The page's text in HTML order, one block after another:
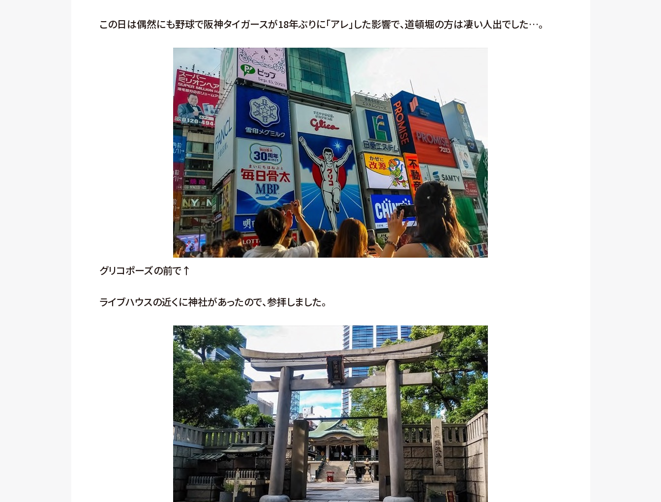
この日は偶然にも野球で阪神タイガースが18年ぶりに「アレ」した影響で、道頓堀の方は凄い人出でした…。
グリコポーズの前で↑
ライブハウスの近くに神社があったので、参拝しました。